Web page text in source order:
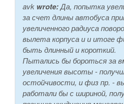
avk wrote:Да, попытка
за счет длины автобуса
увеличенного радиуса
вылета корпуса и и итоге
быть длинный и короткий.
Пытались бы бороться за
увеличения высоты -
остойчивости, и физ пр. -
работали бы с шириной,